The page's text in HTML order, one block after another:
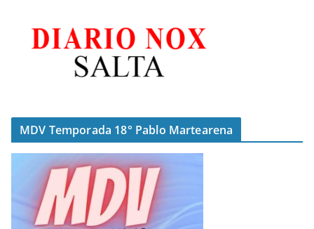
MDV Temporada 18° Pablo Martearena